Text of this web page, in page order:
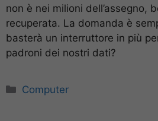
non è nei milioni dell’assegno,
recuperata. La domanda è
basterà un interruttore in più
padroni dei nostri dati?
Categorie
Computer